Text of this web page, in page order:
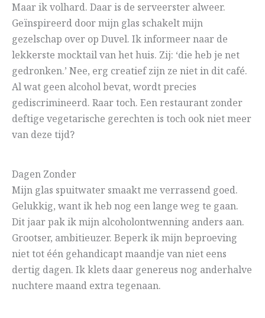
Maar ik volhard. Daar is de serveerster alweer.
Geïnspireerd door mijn glas schakelt mijn
gezelschap over op Duvel. Ik informeer naar de
lekkerste mocktail van het huis. Zij: ‘die heb je net
gedronken.’ Nee, erg creatief zijn ze niet in dit café.
Al wat geen alcohol bevat, wordt precies
gediscrimineerd. Raar toch. Een restaurant zonder
deftige vegetarische gerechten is toch ook niet meer
van deze tijd?
Dagen Zonder
Mijn glas spuitwater smaakt me verrassend goed.
Gelukkig, want ik heb nog een lange weg te gaan.
Dit jaar pak ik mijn alcoholontwenning anders aan.
Grootser, ambitieuzer. Beperk ik mijn beproeving
niet tot één gehandicapt maandje van niet eens
dertig dagen. Ik klets daar genereus nog anderhalve
nuchtere maand extra tegenaan.